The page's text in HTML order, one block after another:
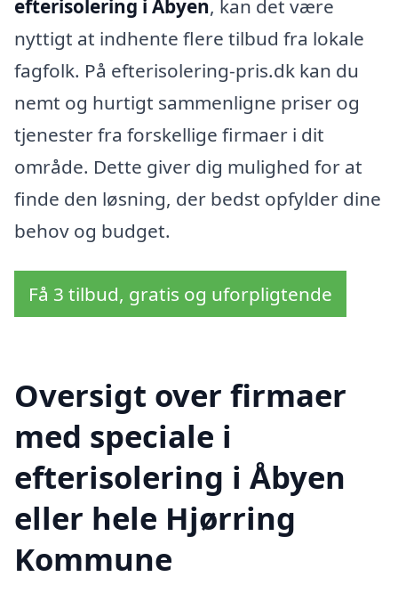
efterisolering i Åbyen, kan det være
nyttigt at indhente flere tilbud fra lokale
fagfolk. På efterisolering-pris.dk kan du
nemt og hurtigt sammenligne priser og
tjenester fra forskellige firmaer i dit
område. Dette giver dig mulighed for at
finde den løsning, der bedst opfylder dine
behov og budget.
Få 3 tilbud, gratis og uforpligtende
Oversigt over firmaer
med speciale i
efterisolering i Åbyen
eller hele Hjørring
Kommune